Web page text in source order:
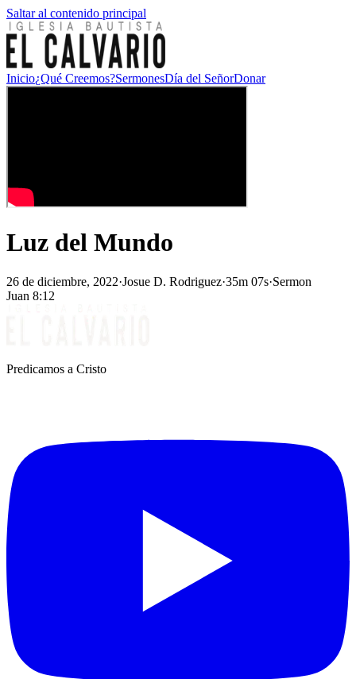
Saltar al contenido principal
Inicio¿Qué Creemos?SermonesDía del SeñorDonar
Luz del Mundo
26 de diciembre, 2022·Josue D. Rodriguez·35m 07s·Sermon
Juan 8:12
Predicamos a Cristo